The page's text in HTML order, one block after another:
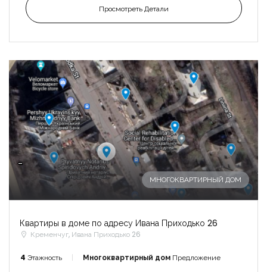
Просмотреть Детали
-
МНОГОКВАРТИРНЫЙ ДОМ
Квартиры в доме по адресу Ивана Приходько 26
Кременчуг, Ивана Приходько 26
4 Этажность Многоквартирный дом Предложение